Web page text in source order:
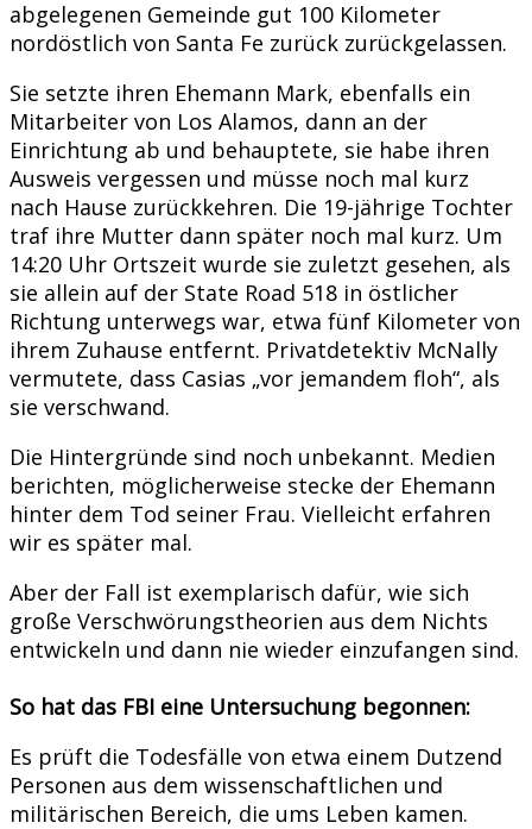
abgelegenen Gemeinde gut 100 Kilometer
nordöstlich von Santa Fe zurück zurückgelassen.
Sie setzte ihren Ehemann Mark, ebenfalls ein
Mitarbeiter von Los Alamos, dann an der
Einrichtung ab und behauptete, sie habe ihren
Ausweis vergessen und müsse noch mal kurz
nach Hause zurückkehren. Die 19-jährige Tochter
traf ihre Mutter dann später noch mal kurz. Um
14:20 Uhr Ortszeit wurde sie zuletzt gesehen, als
sie allein auf der State Road 518 in östlicher
Richtung unterwegs war, etwa fünf Kilometer von
ihrem Zuhause entfernt. Privatdetektiv McNally
vermutete, dass Casias „vor jemandem floh“, als
sie verschwand.
Die Hintergründe sind noch unbekannt. Medien
berichten, möglicherweise stecke der Ehemann
hinter dem Tod seiner Frau. Vielleicht erfahren
wir es später mal.
Aber der Fall ist exemplarisch dafür, wie sich
große Verschwörungstheorien aus dem Nichts
entwickeln und dann nie wieder einzufangen sind.
So hat das FBI eine Untersuchung begonnen:
Es prüft die Todesfälle von etwa einem Dutzend
Personen aus dem wissenschaftlichen und
militärischen Bereich, die ums Leben kamen.